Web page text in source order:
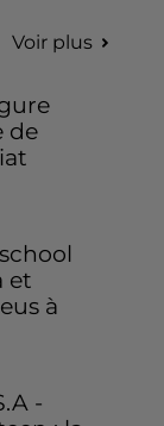
Voir plus
de
et
à
-